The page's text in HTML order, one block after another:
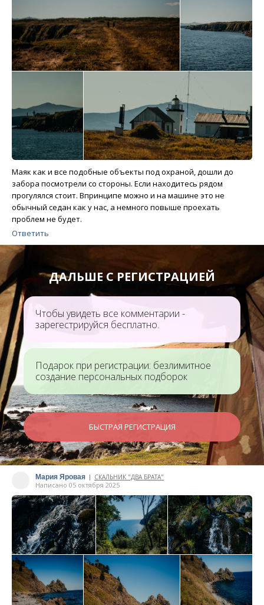
Маяк как и все подобные объекты под охраной, дошли до
забора посмотрели со стороны. Если находитесь рядом
прогулялся стоит. Впринципе можно и на машине это не
обычный седан как у нас, а немного повыше проехать
проблем не будет.
Ответить
ДАЛЬШЕ С РЕГИСТРАЦИЕЙ
Чтобы увидеть все комментарии -
зарегестрируйся бесплатно.
Подарок при регистрации: безлимитное
создание персональных подборок
БЫСТРАЯ РЕГИСТРАЦИЯ
Мария Яровая | СКАЛЬНИК "ДВА БРАТА"
Написано 05 октября 2025